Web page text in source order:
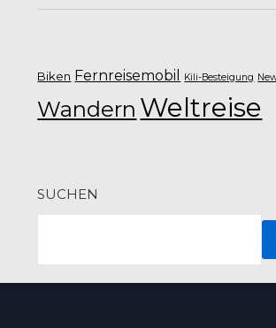
Biken Fernreisemobil Kili-Besteigung
Wandern Weltreise
SUCHEN